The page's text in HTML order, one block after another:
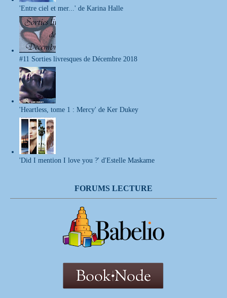
'Entre ciel et mer...' de Karina Halle
#11 Sorties livresques de Décembre 2018
'Heartless, tome 1 : Mercy' de Ker Dukey
'Did I mention I love you ?' d'Estelle Maskame
FORUMS LECTURE